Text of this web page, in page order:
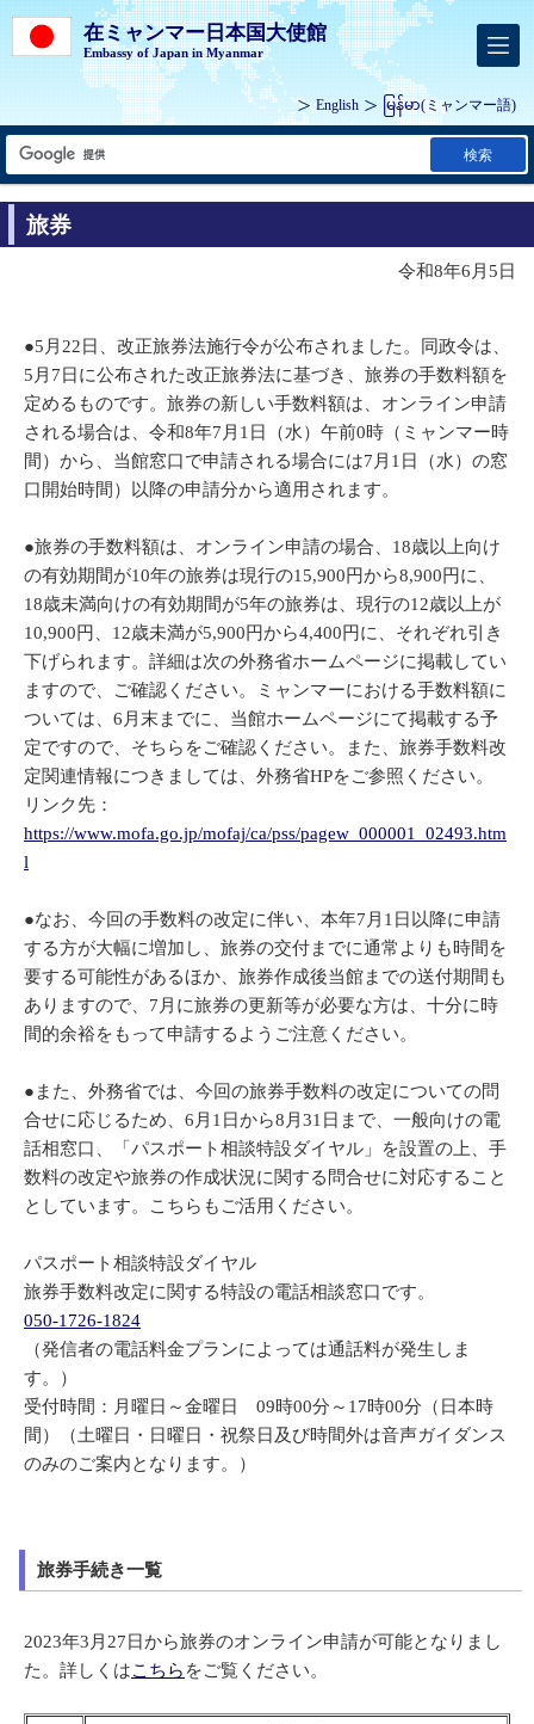
在ミャンマー日本国大使館
Embassy of Japan in Myanmar
English မြန်မာ(ミャンマー語)
検索
旅券
令和8年6月5日
●5月22日、改正旅券法施行令が公布されました。同政令は、
5月7日に公布された改正旅券法に基づき、旅券の手数料額を
定めるものです。旅券の新しい手数料額は、オンライン申請
される場合は、令和8年7月1日（水）午前0時（ミャンマー時
間）から、当館窓口で申請される場合には7月1日（水）の窓
口開始時間）以降の申請分から適用されます。
●旅券の手数料額は、オンライン申請の場合、18歳以上向け
の有効期間が10年の旅券は現行の15,900円から8,900円に、
18歳未満向けの有効期間が5年の旅券は、現行の12歳以上が
10,900円、12歳未満が5,900円から4,400円に、それぞれ引き
下げられます。詳細は次の外務省ホームページに掲載してい
ますので、ご確認ください。ミャンマーにおける手数料額に
ついては、6月末までに、当館ホームページにて掲載する予
定ですので、そちらをご確認ください。また、旅券手数料改
定関連情報につきましては、外務省HPをご参照ください。
リンク先：
https://www.mofa.go.jp/mofaj/ca/pss/pagew_000001_02493.htm
l
●なお、今回の手数料の改定に伴い、本年7月1日以降に申請
する方が大幅に増加し、旅券の交付までに通常よりも時間を
要する可能性があるほか、旅券作成後当館までの送付期間も
ありますので、7月に旅券の更新等が必要な方は、十分に時
間的余裕をもって申請するようご注意ください。
●また、外務省では、今回の旅券手数料の改定についての問
合せに応じるため、6月1日から8月31日まで、一般向けの電
話相窓口、「パスポート相談特設ダイヤル」を設置の上、手
数料の改定や旅券の作成状況に関する問合せに対応すること
としています。こちらもご活用ください。
パスポート相談特設ダイヤル
旅券手数料改定に関する特設の電話相談窓口です。
050-1726-1824
（発信者の電話料金プランによっては通話料が発生しま
す。）
受付時間：月曜日～金曜日 09時00分～17時00分（日本時
間）（土曜日・日曜日・祝祭日及び時間外は音声ガイダンス
のみのご案内となります。）
旅券手続き一覧
2023年3月27日から旅券のオンライン申請が可能となりまし
た。詳しくはこちら をご覧ください。